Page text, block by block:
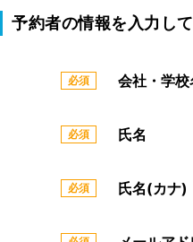
予約者の情報を入力して
会社・学
氏名
氏名(カナ)